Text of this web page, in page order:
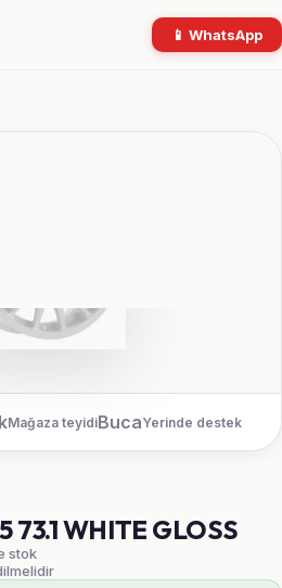
📱 WhatsApp
Mağaza teyidiBucaYerinde destek
73.1 WHITE GLOSS
stok